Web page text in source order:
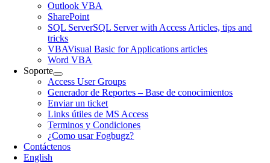
Outlook VBA
SharePoint
SQL ServerSQL Server with Access Articles, tips and
tricks
VBAVisual Basic for Applications articles
Word VBA
Soporte
Access User Groups
Generador de Reportes – Base de conocimientos
Enviar un ticket
Links útiles de MS Access
Terminos y Condiciones
¿Como usar Fogbugz?
Contáctenos
English